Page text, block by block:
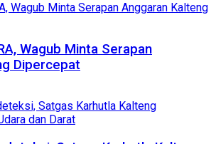
Wagub Minta Serapan
Dipercepat